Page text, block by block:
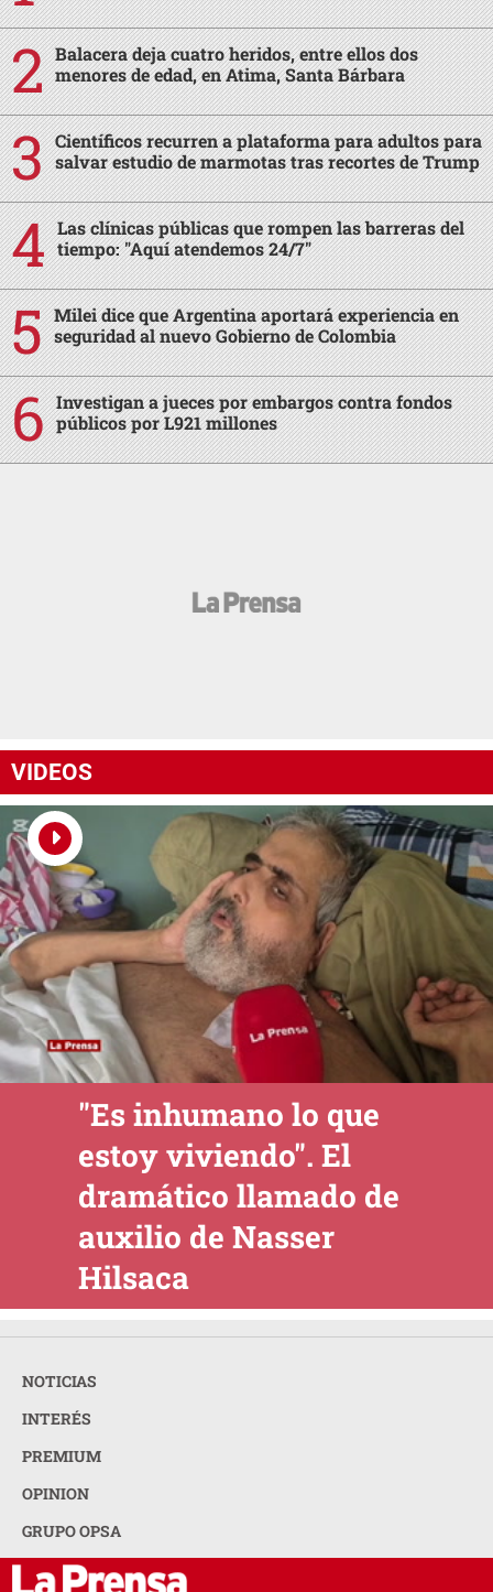
Balacera deja cuatro heridos, entre ellos dos
menores de edad, en Atima, Santa Bárbara
Científicos recurren a plataforma para adultos para
salvar estudio de marmotas tras recortes de Trump
Las clínicas públicas que rompen las barreras del
tiempo: "Aquí atendemos 24/7"
Milei dice que Argentina aportará experiencia en
seguridad al nuevo Gobierno de Colombia
Investigan a jueces por embargos contra fondos
públicos por L921 millones
VIDEOS
"Es inhumano lo que
estoy viviendo". El
dramático llamado de
auxilio de Nasser
Hilsaca
NOTICIAS
INTERÉS
PREMIUM
OPINION
GRUPO OPSA